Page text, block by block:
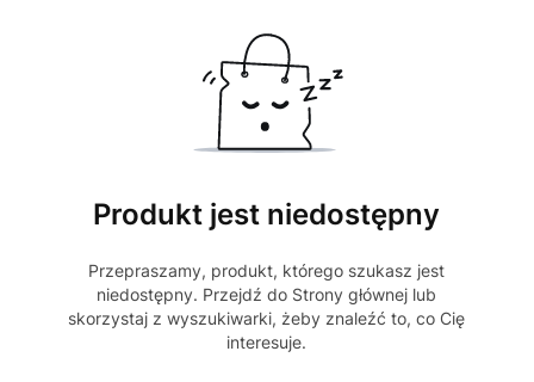
Produkt jest niedostępny
Przepraszamy, produkt, którego szukasz jest
niedostępny. Przejdź do Strony głównej lub
skorzystaj z wyszukiwarki, żeby znaleźć to, co Cię
interesuje.